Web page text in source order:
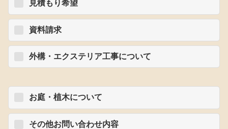
見積もり希望
資料請求
外構・エクステリア工事について
お庭・植木について
その他お問い合わせ内容